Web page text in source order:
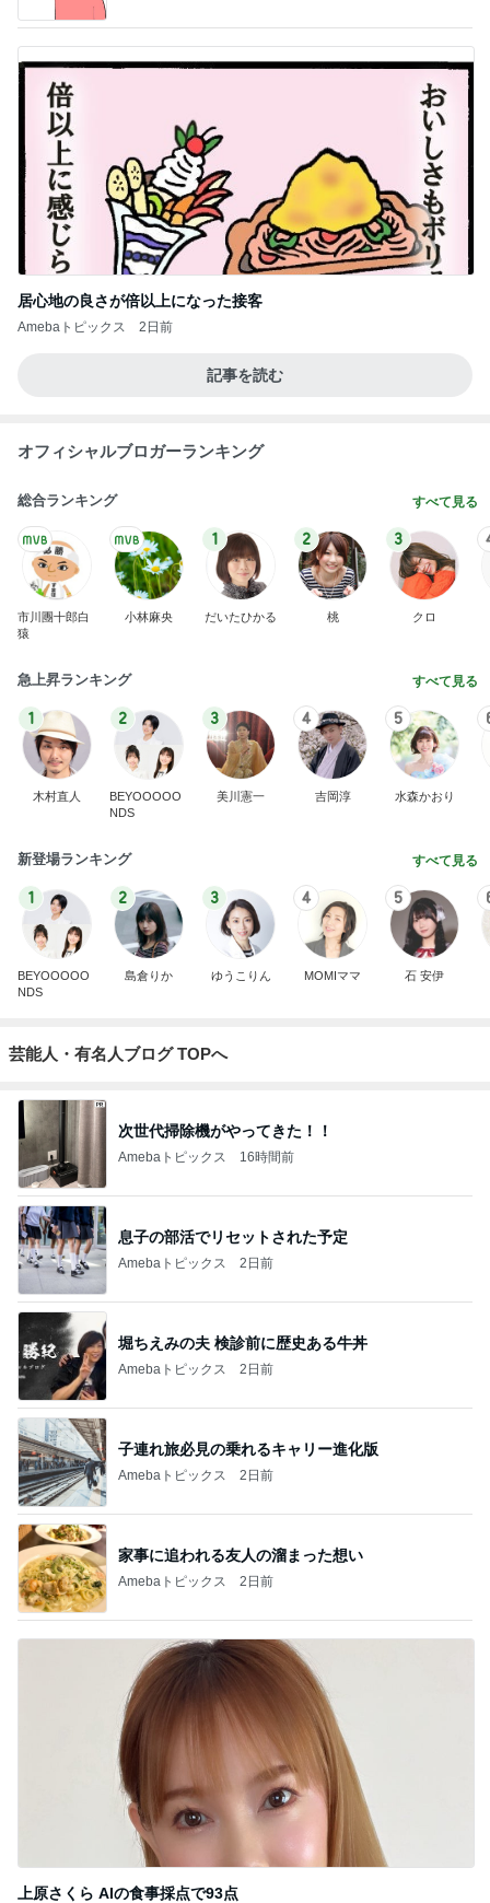
居心地の良さが倍以上になった接客
Amebaトピックス 2日前
記事を読む
オフィシャルブロガーランキング
総合ランキング すべて見る
市川團十郎白
猿
小林麻央
1
だいたひかる
2
桃
3
クロ
急上昇ランキング すべて見る
1
木村直人
2
BEYOOOOO
NDS
3
美川憲一
4
吉岡淳
5
水森かおり
新登場ランキング すべて見る
1
BEYOOOOO
NDS
2
島倉りか
3
ゆうこりん
4
MOMIママ
5
石 安伊
芸能人・有名人ブログ TOPへ
次世代掃除機がやってきた！！
Amebaトピックス 16時間前
息子の部活でリセットされた予定
Amebaトピックス 2日前
堀ちえみの夫 検診前に歴史ある牛丼
Amebaトピックス 2日前
子連れ旅必見の乗れるキャリー進化版
Amebaトピックス 2日前
家事に追われる友人の溜まった想い
Amebaトピックス 2日前
上原さくら AIの食事採点で93点